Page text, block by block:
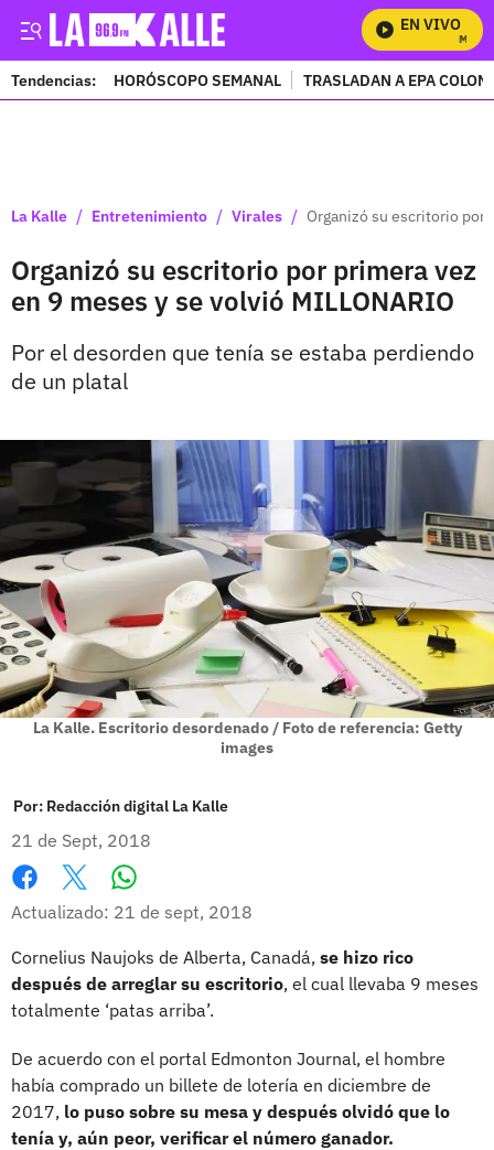
EN VIVO
Mira
Tendencias: HORÓSCOPO SEMANAL TRASLADAN A EPA
La Kalle / Entretenimiento / Virales / Organizó su escritorio por
Organizó su escritorio por primera vez
en 9 meses y se volvió MILLONARIO
Por el desorden que tenía se estaba perdiendo
de un platal
La Kalle. Escritorio desordenado / Foto de referencia: Getty
images
Por: Redacción digital La Kalle
21 de Sept, 2018
Facebook
X
Actualizado: 21 de sept, 2018
Cornelius Naujoks de Alberta, Canadá, se hizo rico
después de arreglar su escritorio, el cual llevaba 9 meses
totalmente ‘patas arriba’.
De acuerdo con el portal Edmonton Journal, el hombre
había comprado un billete de lotería en diciembre de
2017, lo puso sobre su mesa y después olvidó que lo
tenía y, aún peor, verificar el número ganador.